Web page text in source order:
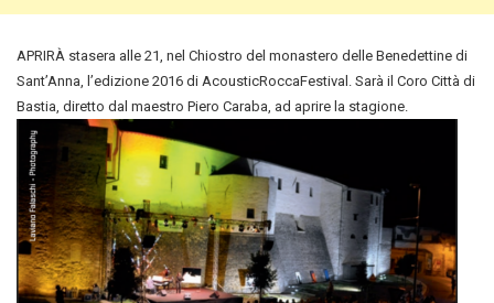
APRIRÀ stasera alle 21, nel Chiostro del monastero delle Benedettine di
Sant’Anna, l’edizione 2016 di AcousticRoccaFestival. Sarà il Coro Città di
Bastia, diretto dal maestro Piero Caraba, ad aprire la stagione.